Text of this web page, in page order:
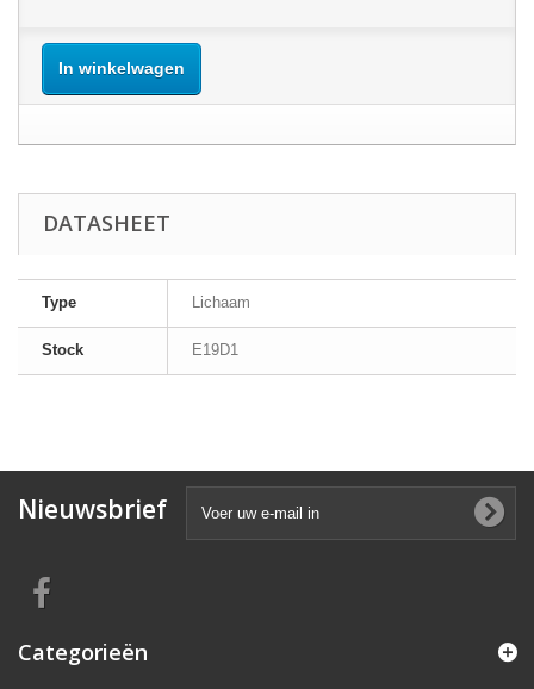
In winkelwagen
DATASHEET
Type Lichaam
Stock E19D1
Nieuwsbrief
Categorieën